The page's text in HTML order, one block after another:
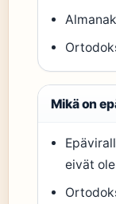
Mikä on
eivät